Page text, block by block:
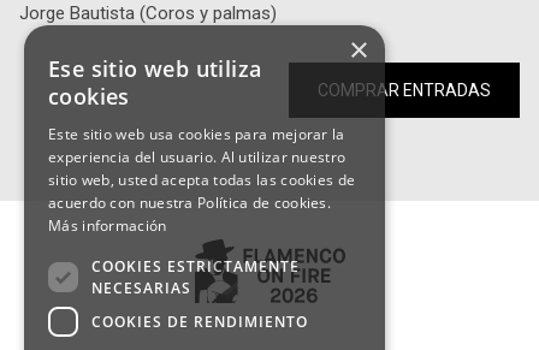
Jorge Bautista (Coros y palmas)
COMPRAR ENTRADAS
×
Ese sitio web utiliza
cookies
Este sitio web usa cookies para mejorar la
experiencia del usuario. Al utilizar nuestro
sitio web, usted acepta todas las cookies de
acuerdo con nuestra Política de cookies.
Más información
COOKIES ESTRICTAMENTE
NECESARIAS
COOKIES DE RENDIMIENTO